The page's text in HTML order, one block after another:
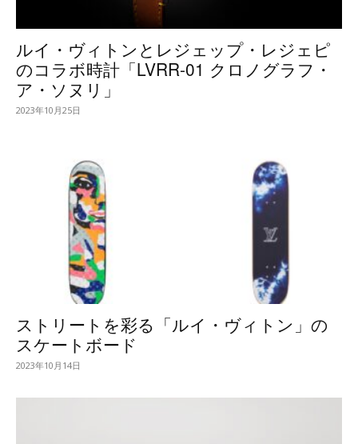
ルイ・ヴィトンとレジェップ・レジェピ
のコラボ時計「LVRR-01 クロノグラフ・
ア・ソヌリ」
2023年10月25日
ストリートを彩る「ルイ・ヴィトン」の
スケートボード
2023年10月14日